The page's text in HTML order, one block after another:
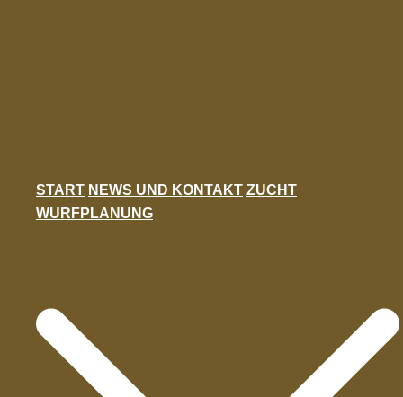
START NEWS UND KONTAKT ZUCHT
WURFPLANUNG